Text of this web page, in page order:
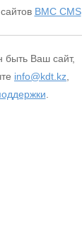
BMC CMS.
быть Ваш сайт,
info@kdt.kz